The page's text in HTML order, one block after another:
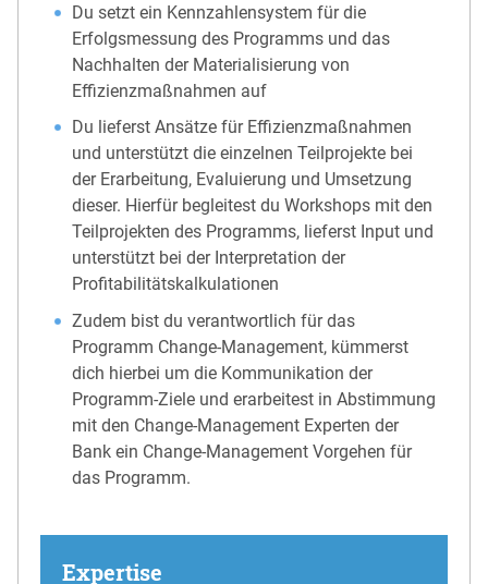
Du setzt ein Kennzahlensystem für die
Erfolgsmessung des Programms und das
Nachhalten der Materialisierung von
Effizienzmaßnahmen auf
Du lieferst Ansätze für Effizienzmaßnahmen
und unterstützt die einzelnen Teilprojekte bei
der Erarbeitung, Evaluierung und Umsetzung
dieser. Hierfür begleitest du Workshops mit den
Teilprojekten des Programms, lieferst Input und
unterstützt bei der Interpretation der
Profitabilitätskalkulationen
Zudem bist du verantwortlich für das
Programm Change-Management, kümmerst
dich hierbei um die Kommunikation der
Programm-Ziele und erarbeitest in Abstimmung
mit den Change-Management Experten der
Bank ein Change-Management Vorgehen für
das Programm.
Expertise